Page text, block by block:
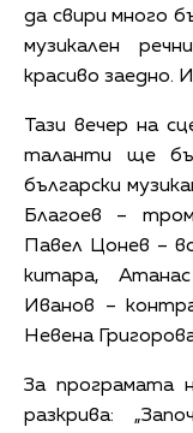
да свири много
музикален
красиво заедно.
Тази вечер на
таланти ще
български
Благоев –
Павел Цонев –
китара,
Иванов –
Невена
За програмата
разкрива: